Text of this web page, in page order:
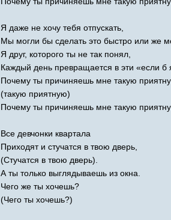
Я даже не хочу тебя отпускать,
Мы могли бы сделать это быстро или же
Я друг, которого ты не так понял,
Каждый день превращается в эти «если б
Почему ты причиняешь мне такую
(такую приятную)
Почему ты причиняешь мне такую
Все девчонки квартала
Приходят и стучатся в твою дверь,
(Стучатся в твою дверь).
А ты только выглядываешь из окна.
Чего же ты хочешь?
(Чего ты хочешь?)